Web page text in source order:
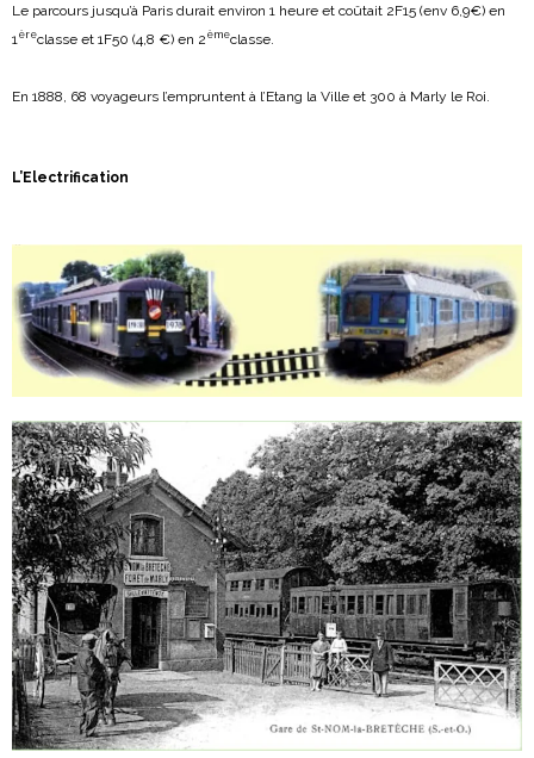
Le parcours jusqu’à Paris durait environ 1 heure et coûtait 2F15 (env 6,9€) en
1 èreclasse et 1F50 (4,8 €) en 2 èmeclasse.
En 1888, 68 voyageurs l’empruntent à l’Etang la Ville et 300 à Marly le Roi.
L’Electrification